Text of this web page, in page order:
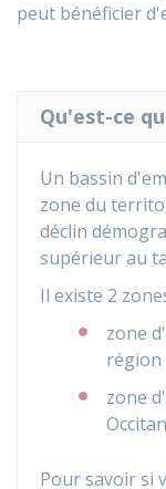
peut bénéficier
Qu'est-ce
Un bassin
zone du
déclin
supérieur au
Il existe 2
zone
région
zone
Pour savoir si